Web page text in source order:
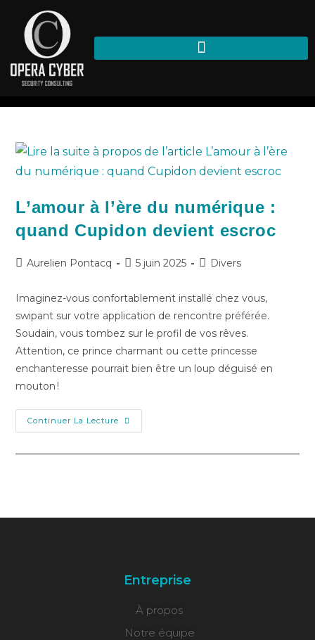
arnaque sentimentale
> Blog > arnaque sentimentale
L’amour à l’ère du numérique :
quand Cupidon devient escroc
Aurelien Pontacq 5 juin 2025 Divers
Imaginez-vous confortablement installé chez vous,
swipant sur votre application de rencontre préférée.
Soudain, vous tombez sur le profil de vos rêves.
Attention, ce prince charmant ou cette princesse
enchanteresse pourrait bien être un loup déguisé en
mouton !
Continuer La Lecture
Entreprise
À propos
Notre équipe